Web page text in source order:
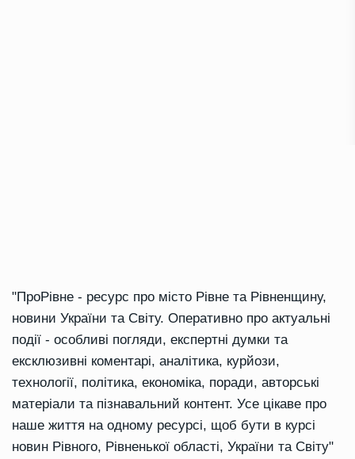
"ПроРівне - ресурс про місто Рівне та Рівненщину,
новини України та Світу. Оперативно про актуальні
події - особливі погляди, експертні думки та
ексклюзивні коментарі, аналітика, курйози,
технології, політика, економіка, поради, авторські
матеріали та пізнавальний контент. Усе цікаве про
наше життя на одному ресурсі, щоб бути в курсі
новин Рівного, Рівненької області, України та Світу"